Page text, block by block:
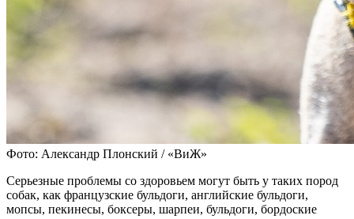
Фото: Александр Плонский / «ВиЖ»
Серьезные проблемы со здоровьем могут быть у таких пород
собак, как французские бульдоги, английские бульдоги,
мопсы, пекинесы, боксеры, шарпеи, бульдоги, бордоские